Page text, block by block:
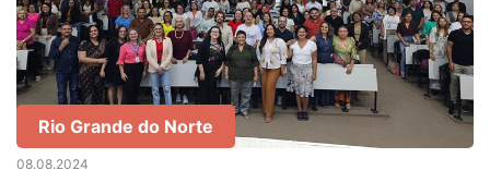
Rio Grande do Norte
08.08.2024